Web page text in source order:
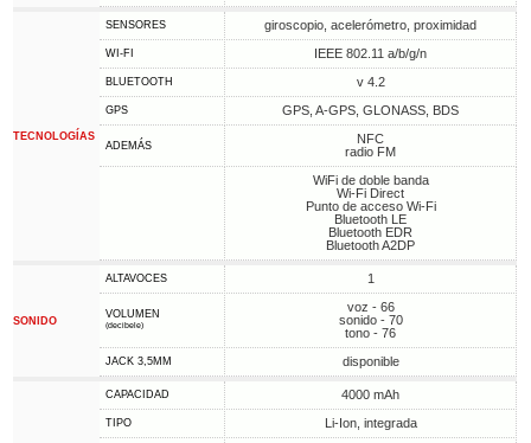
TECNOLOGÍAS
SENSORES giroscopio, acelerómetro, proximidad
WI-FI IEEE 802.11 a/b/g/n
BLUETOOTH v 4.2
GPS GPS, A-GPS, GLONASS, BDS
ADEMÁS
NFC
radio FM
WiFi de doble banda
Wi-Fi Direct
Punto de acceso Wi-Fi
Bluetooth LE
Bluetooth EDR
Bluetooth A2DP
SONIDO
ALTAVOCES 1
VOLUMEN
(decibele)
voz - 66
sonido - 70
tono - 76
JACK 3,5MM disponible
CAPACIDAD 4000 mAh
TIPO Li-Ion, integrada